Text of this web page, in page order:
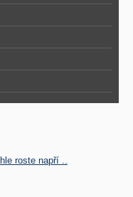
roste napří ..